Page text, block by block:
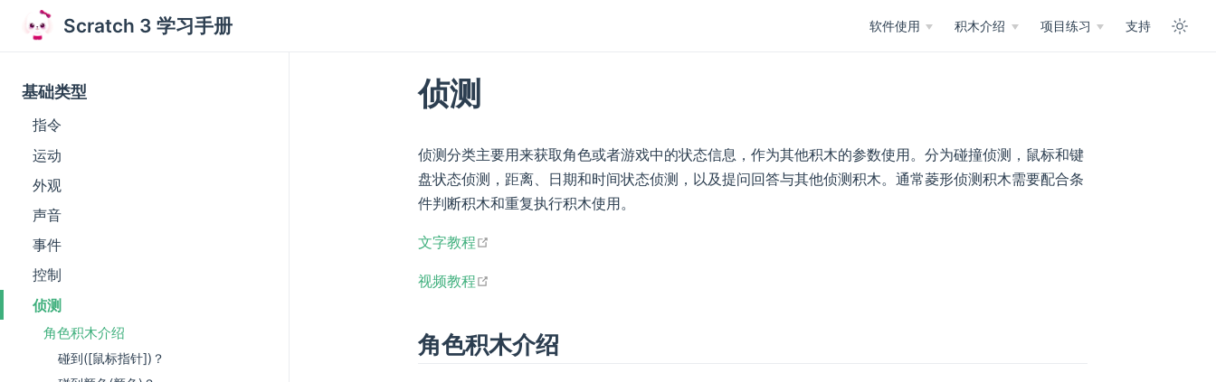
Scratch 3 学习手册 软件使用 积木介绍 项目练习 支持
基础类型
指令
运动
外观
声音
事件
控制
侦测
角色积木介绍
碰到([鼠标指针])？
侦测
侦测分类主要用来获取角色或者游戏中的状态信息，作为其他积木的参数使用。分为碰撞侦测，鼠标和键
盘状态侦测，距离、日期和时间状态侦测，以及提问回答与其他侦测积木。通常菱形侦测积木需要配合条
件判断积木和重复执行积木使用。
文字教程
视频教程
角色积木介绍